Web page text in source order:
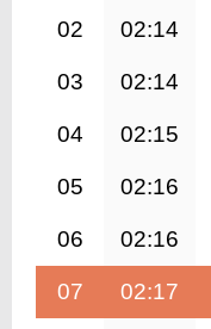
02 02:14
03 02:14
04 02:15
05 02:16
06 02:16
07 02:17